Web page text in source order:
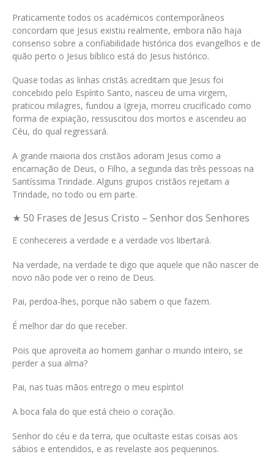
Praticamente todos os académicos contemporâneos
concordam que Jesus existiu realmente, embora não haja
consenso sobre a confiabilidade histórica dos evangelhos e de
quão perto o Jesus bíblico está do Jesus histórico.
Quase todas as linhas cristãs acreditam que Jesus foi
concebido pelo Espírito Santo, nasceu de uma virgem,
praticou milagres, fundou a Igreja, morreu crucificado como
forma de expiação, ressuscitou dos mortos e ascendeu ao
Céu, do qual regressará.
A grande maioria dos cristãos adoram Jesus como a
encarnação de Deus, o Filho, a segunda das três pessoas na
Santíssima Trindade. Alguns grupos cristãos rejeitam a
Trindade, no todo ou em parte.
★ 50 Frases de Jesus Cristo – Senhor dos Senhores
E conhecereis a verdade e a verdade vos libertará.
Na verdade, na verdade te digo que aquele que não nascer de
novo não pode ver o reino de Deus.
Pai, perdoa-lhes, porque não sabem o que fazem.
É melhor dar do que receber.
Pois que aproveita ao homem ganhar o mundo inteiro, se
perder a sua alma?
Pai, nas tuas mãos entrego o meu espírito!
A boca fala do que está cheio o coração.
Senhor do céu e da terra, que ocultaste estas coisas aos
sábios e entendidos, e as revelaste aos pequeninos.